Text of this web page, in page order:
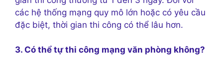
các hệ thống mạng quy mô lớn hoặc có yêu cầu
đặc biệt, thời gian thi công có thể lâu hơn.
3. Có thể tự thi công mạng văn phòng không?